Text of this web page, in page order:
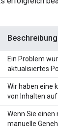
Beschreibung
Ein Problem
aktualisiertes
Wir haben eine
von Inhalten
Wenn Sie
manuelle